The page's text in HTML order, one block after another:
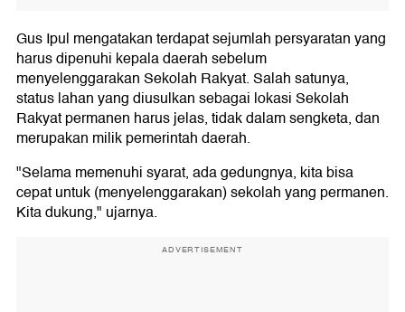
Gus Ipul mengatakan terdapat sejumlah persyaratan yang
harus dipenuhi kepala daerah sebelum
menyelenggarakan Sekolah Rakyat. Salah satunya,
status lahan yang diusulkan sebagai lokasi Sekolah
Rakyat permanen harus jelas, tidak dalam sengketa, dan
merupakan milik pemerintah daerah.
"Selama memenuhi syarat, ada gedungnya, kita bisa
cepat untuk (menyelenggarakan) sekolah yang permanen.
Kita dukung," ujarnya.
ADVERTISEMENT